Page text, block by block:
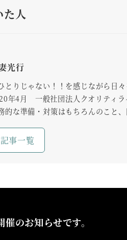
た人
光行
ひとりじゃない！！を感じながら日
年4月 一般社団法人クオリティ
的な準備・対策はもちろんのこと
記事一覧
のお知らせです。